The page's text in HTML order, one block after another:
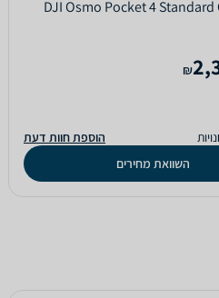
DJI Osmo Pocket 4 Standard
₪
הוספת חוות דעת
השוואת מחירים